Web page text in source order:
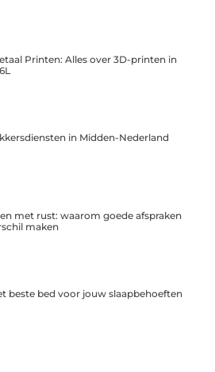
Printen: Alles over 3D-printen in
in Midden-Nederland
met rust: waarom goede afspraken
maken
beste bed voor jouw slaapbehoeften